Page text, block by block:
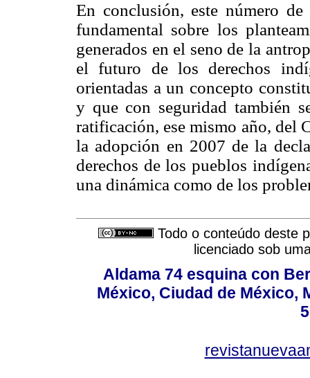
En conclusión, este número de
fundamental sobre los
generados en el seno de la
el futuro de los derechos
orientadas a un concepto
y que con seguridad también
ratificación, ese mismo año, del
la adopción en 2007 de la
derechos de los pueblos
una dinámica como de los
Todo o conteúdo deste
licenciado sob
Aldama 74 esquina con
México, Ciudad de México,